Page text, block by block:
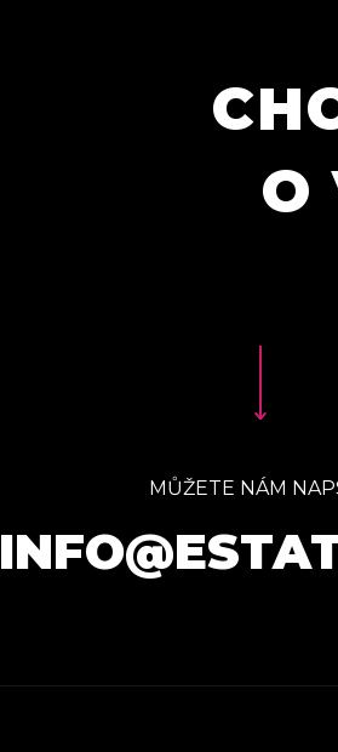
O
MŮŽETE NÁM